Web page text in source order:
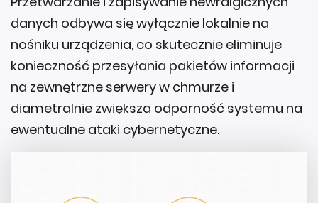
danych odbywa się wyłącznie lokalnie na
nośniku urządzenia, co skutecznie eliminuje
konieczność przesyłania pakietów informacji
na zewnętrzne serwery w chmurze i
diametralnie zwiększa odporność systemu na
ewentualne ataki cybernetyczne.